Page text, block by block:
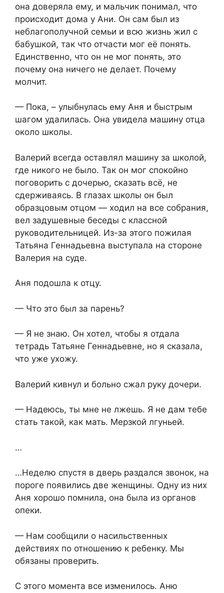
она доверяла ему, и мальчик понимал, что
происходит дома у Ани. Он сам был из
неблагополучной семьи и всю жизнь жил с
бабушкой, так что отчасти мог её понять.
Единственно, что он не мог понять, это
почему она ничего не делает. Почему
молчит.
— Пока, – улыбнулась ему Аня и быстрым
шагом удалилась. Она увидела машину отца
около школы.
Валерий всегда оставлял машину за школой,
где никого не было. Так он мог спокойно
поговорить с дочерью, сказать всё, не
сдерживаясь. В глазах школы он был
образцовым отцом — ходил на все собрания,
вел задушевные беседы с классной
руководительницей. Из-за этого пожилая
Татьяна Геннадьевна выступала на стороне
Валерия на суде.
Аня подошла к отцу.
— Что это был за парень?
— Я не знаю. Он хотел, чтобы я отдала
тетрадь Татьяне Геннадьевне, но я сказала,
что уже ухожу.
Валерий кивнул и больно сжал руку дочери.
— Надеюсь, ты мне не лжешь. Я не дам тебе
стать такой, как мать. Мерзкой лгуньей.
…
…Неделю спустя в дверь раздался звонок, на
пороге появились две женщины. Одну из них
Аня хорошо помнила, она была из органов
опеки.
— Нам сообщили о нaсильственных
действиях по отношению к ребенку. Мы
обязаны проверить.
С этого момента все изменилось. Аню